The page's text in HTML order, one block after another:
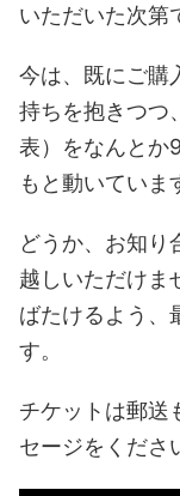
いただいた次第
今は、既にご購
持ちを抱きつつ
表）をなんとか
もと動いていま
どうか、お知り
越しいただけま
ばたけるよう、
す。
チケットは郵送
セージをくださ